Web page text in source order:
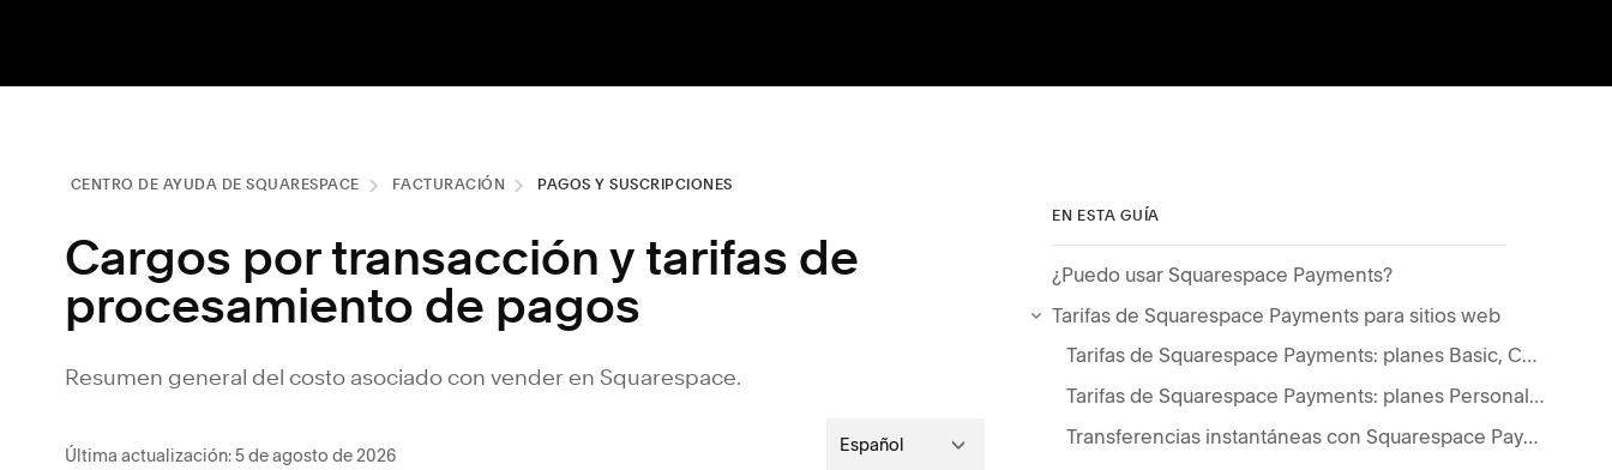
CENTRO DE AYUDA DE SQUARESPACE FACTURACIÓN PAGOS Y SUSCRIPCIONES
Cargos por transacción y tarifas de
procesamiento de pagos
Resumen general del costo asociado con vender en Squarespace.
Última actualización: 5 de agosto de 2026 Español
EN ESTA GUÍA
¿Puedo usar Squarespace Payments?
Tarifas de Squarespace Payments para sitios web
Tarifas de Squarespace Payments: planes Basic, Core, Plus y Advanced
Tarifas de Squarespace Payments: planes Personal, Empresa, Commerce Básico, Commerce Avanzado
Transferencias instantáneas con Squarespace Payments